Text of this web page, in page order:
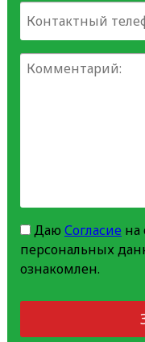
Даю Согласиена
персональных
ознакомлен.